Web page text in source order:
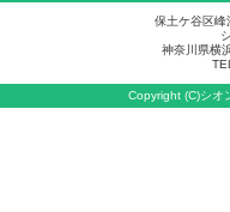
保土ケ谷区峰
神奈川県横
Copyright (C)シオ